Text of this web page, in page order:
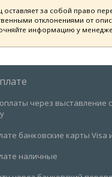
оставляет за собой право
отклонениями от
информацию у